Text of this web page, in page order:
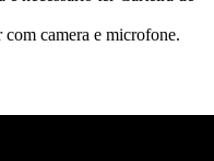
camera e microfone.